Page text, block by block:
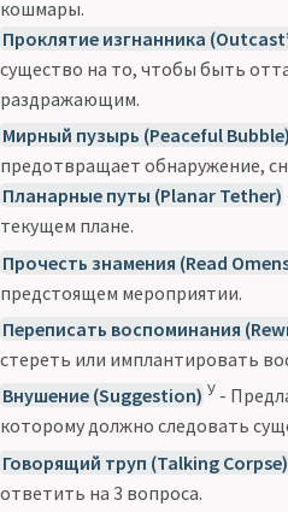
кошмары.
Проклятие изгнанника
существо на то, чтобы быть
раздражающим.
Мирный пузырь (Peaceful Bubble)
предотвращает обнаружение,
Планарные путы (Planar Tether)
текущем плане.
Прочесть знамения (Read
предстоящем мероприятии.
Переписать воспоминания
стереть или имплантировать
Внушение (Suggestion) У -
которому должно следовать
Говорящий труп (Talking Corpse)
ответить на 3 вопроса.